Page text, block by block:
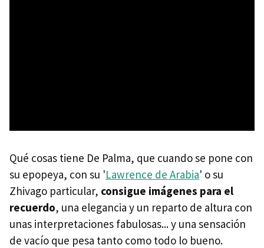
Qué cosas tiene De Palma, que cuando se pone con
su epopeya, con su 'Lawrence de Arabia' o su
Zhivago particular, consigue imágenes para el
recuerdo, una elegancia y un reparto de altura con
unas interpretaciones fabulosas... y una sensación
de vacío que pesa tanto como todo lo bueno.